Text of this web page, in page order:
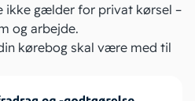
ikke gælder for privat kørsel –
og arbejde.
kørebog skal være med til